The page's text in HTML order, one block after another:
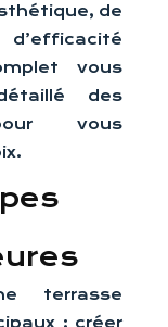
de
vous
des
vous
terrasse
: créer